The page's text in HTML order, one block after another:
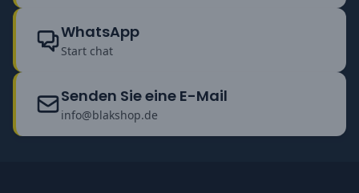
WhatsApp
Start chat
Senden Sie eine E-Mail
info@blakshop.de